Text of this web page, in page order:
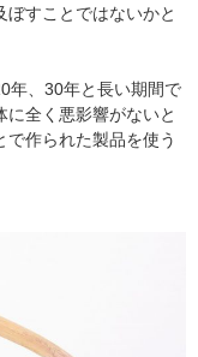
すことではないかと
年、30年と長い期間で
全く悪影響がないと
作られた製品を使う